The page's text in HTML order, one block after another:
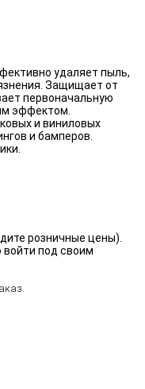
удаляет пыль,
Защищает от
первоначальную
эффектом.
и виниловых
и бамперов.
розничные цены).
под своим